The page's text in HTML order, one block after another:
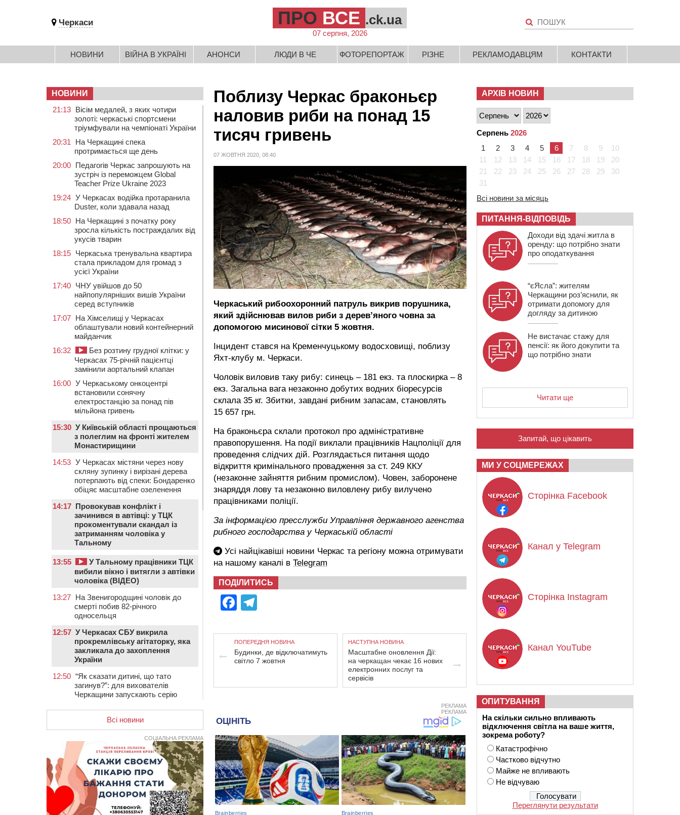
Черкаси ПРО ВСЕ .ck.ua
07 серпня, 2026
НОВИНИ ВІЙНА В УКРАЇНІ АНОНСИ ЛЮДИ В ЧЕ ФОТОРЕПОРТАЖ РІЗНЕ РЕКЛАМОДАВЦЯМ КОНТАКТИ
Поблизу Черкас браконьєр
наловив риби на понад 15
тисяч гривень
07 ЖОВТНЯ 2020, 08:40
Черкаський рибоохоронний патруль викрив порушника,
який здійснював вилов риби з дерев’яного човна за
допомогою мисинової сітки 5 жовтня.
Інцидент стався на Кременчуцькому водосховищі, поблизу
Яхт-клубу м. Черкаси.
Чоловік виловив таку рибу: синець – 181 екз. та плоскирка – 8
екз. Загальна вага незаконно добутих водних біоресурсів
склала 35 кг. Збитки, завдані рибним запасам, становлять
15 657 грн.
На браконьєра склали протокол про адміністративне
правопорушення. На події виклали працівників Нацполіції для
проведення слідчих дій. Розглядається питання щодо
відкриття кримінального провадження за ст. 249 ККУ
(незаконне зайняття рибним промислом). Човен, заборонене
знаряддя лову та незаконно виловлену рибу вилучено
працівниками поліції.
За інформацією пресслужби Управління державного агенства
рибного господарства у Черкаській області
Усі найцікавіші новини Черкас та регіону можна отримувати
на нашому каналі в Telegram
ПОДІЛИТИСЬ
Facebook
ПОПЕРЕДНЯ НОВИНА
Будинки, де відключатимуть
світло 7 жовтня
НАСТУПНА НОВИНА
Масштабне оновлення Дії:
на черкащан чекає 16 нових
електронних послуг та
сервісів
РЕКЛАМА
РЕКЛАМА
НОВИНИ
21:13 Вісім медалей, з яких чотири
золоті: черкаські спортсмени
тріумфували на чемпіонаті України
20:31
На Черкащині спека
протримається ще день
20:00 Педагогів Черкас запрошують на
зустріч із переможцем Global
Teacher Prize Ukraine 2023
19:24 У Черкасах водійка протаранила
Duster, коли здавала назад
18:50 На Черкащині з початку року
зросла кількість постраждалих від
укусів тварин
18:15 Черкаська тренувальна квартира
стала прикладом для громад з
усієї України
17:40 ЧНУ увійшов до 50
найпопулярніших вишів України
серед вступників
17:07 На Хімселищі у Черкасах
облаштували новий контейнерний
майданчик
16:32
Без розтину грудної клітки: у
Черкасах 75-річній пацієнтці
замінили аортальний клапан
16:00 У Черкаському онкоцентрі
встановили сонячну
електростанцію за понад пів
мільйона гривень
15:30 У Київській області прощаються
з полеглим на фронті жителем
Монастирищини
14:53 У Черкасах містяни через нову
скляну зупинку і вирізані дерева
потерпають від спеки: Бондаренко
обіцяє масштабне озеленення
14:17 Провокував конфлікт і
зачинився в автівці: у ТЦК
прокоментували скандал із
затриманням чоловіка у
Тальному
13:55
У Тальному працівники ТЦК
вибили вікно і витягли з автівки
чоловіка (ВІДЕО)
13:27 На Звенигородщині чоловік до
смерті побив 82-річного
односельця
12:57 У Черкасах СБУ викрила
прокремлівську агітаторку, яка
закликала до захоплення
України
12:50 “Як сказати дитині, що тато
загинув?”: для вихователів
Черкащини запускають серію
На Золотоніщині вже десяту
добу гасять пожежу торфу
11:35
Від 80 гривень за кілограм: в
Україні прогнозують стрибок цін на
гречку
10:56
Захисника зі Звенигородщини,
який обороняв Авдіївку,
нагородили “Комбатантським
хрестом”
Всі новини
СОЦІАЛЬНА РЕКЛАМА
АРХІВ НОВИН
Серпень 2026
1
2 3 4 5 6 7 8 9
10
11
12 13 14 15 16 17 18 19
20
21
22 23 24 25 26 27 28 29
30
31
Всі новини за місяць
ПИТАННЯ-ВІДПОВІДЬ
Доходи від здачі житла в
оренду: що потрібно знати
про оподаткування
“єЯсла”: жителям
Черкащини роз’яснили, як
отримати допомогу для
догляду за дитиною
Не вистачає стажу для
пенсії: як його докупити та
що потрібно знати
Читати ще
Запитай, що цікавить
МИ У СОЦМЕРЕЖАХ
Сторінка Facebook
Канал у Telegram
Сторінка Instagram
Канал YouTube
ОПИТУВАННЯ
На скільки сильно впливають
відключення світла на ваше життя,
зокрема роботу?
Катастрофічно
Частково відчутно
Майже не впливають
Не відчуваю
Переглянути результати